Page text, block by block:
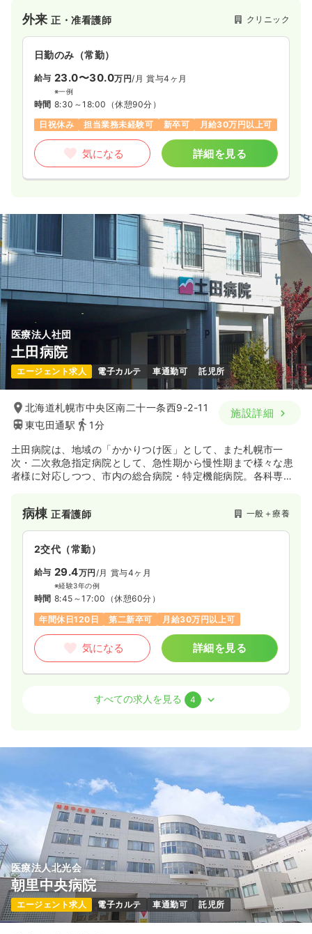
外来正・准看護師 クリニック
日勤のみ（常勤）
給与 23.0〜30.0万円/月 賞与4ヶ月
※一例
時間 8:30～18:00 （休憩90分）
日祝休み
担当業務未経験可 新卒可 月給30万円以上可
気になる 詳細を見る
医療法人社団
土田病院
エージェント求人 電子カルテ 車通勤可 託児所
北海道札幌市中央区南二十一条西9-2-11
東屯田通駅
1分
施設詳細
土田病院は、地域の「かかりつけ医」として、また札幌市一
次・二次救急指定病院として、急性期から慢性期まで様々な患
者様に対応しつつ、市内の総合病院・特定機能病院。各科専門
また、診療科に関しては幅広く内科系を中心として、外科・内
科を幅広く受け入れております。
合わせて、急性期～地域包括～療養迄と一連の治療過程の医療
提供を行っております。
そのため、キャリアのご思考性の変化やライフプランの変動が
あったとしても長期で就業のできる環境です。
病棟正看護師 一般＋療養
2交代（常勤）
給与 29.4万円/月 賞与4ヶ月
※経験3年の例
時間 8:45～17:00 （休憩60分）
年間休日120日
第二新卒可 月給30万円以上可
気になる 詳細を見る
正看護師
8:45～17:00（休憩60分）
日祝休み
年間休日120日
オンコールあり
月給25万円以上可
気になる 詳細を見る
介護・福祉系正看護師 一般＋療養
日勤のみ（常勤） 一時募集休止
すべての求人を見る 4
医療法人北光会
朝里中央病院
エージェント求人 電子カルテ 車通勤可 託児所